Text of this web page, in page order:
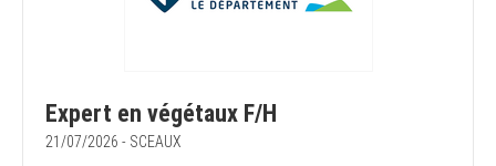
Expert en végétaux F/H
21/07/2026 - SCEAUX